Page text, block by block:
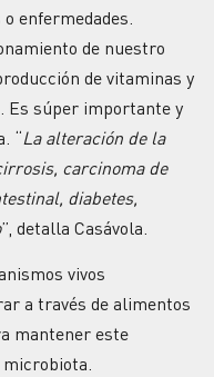
enfermedades.
de nuestro
de vitaminas y
Es súper importante y
“La alteración de la
carcinoma de
diabetes,
”, detalla Casávola.
vivos
a través de alimentos
mantener este